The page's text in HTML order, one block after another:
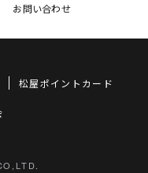
お問い合わせ
松屋ポイントカード